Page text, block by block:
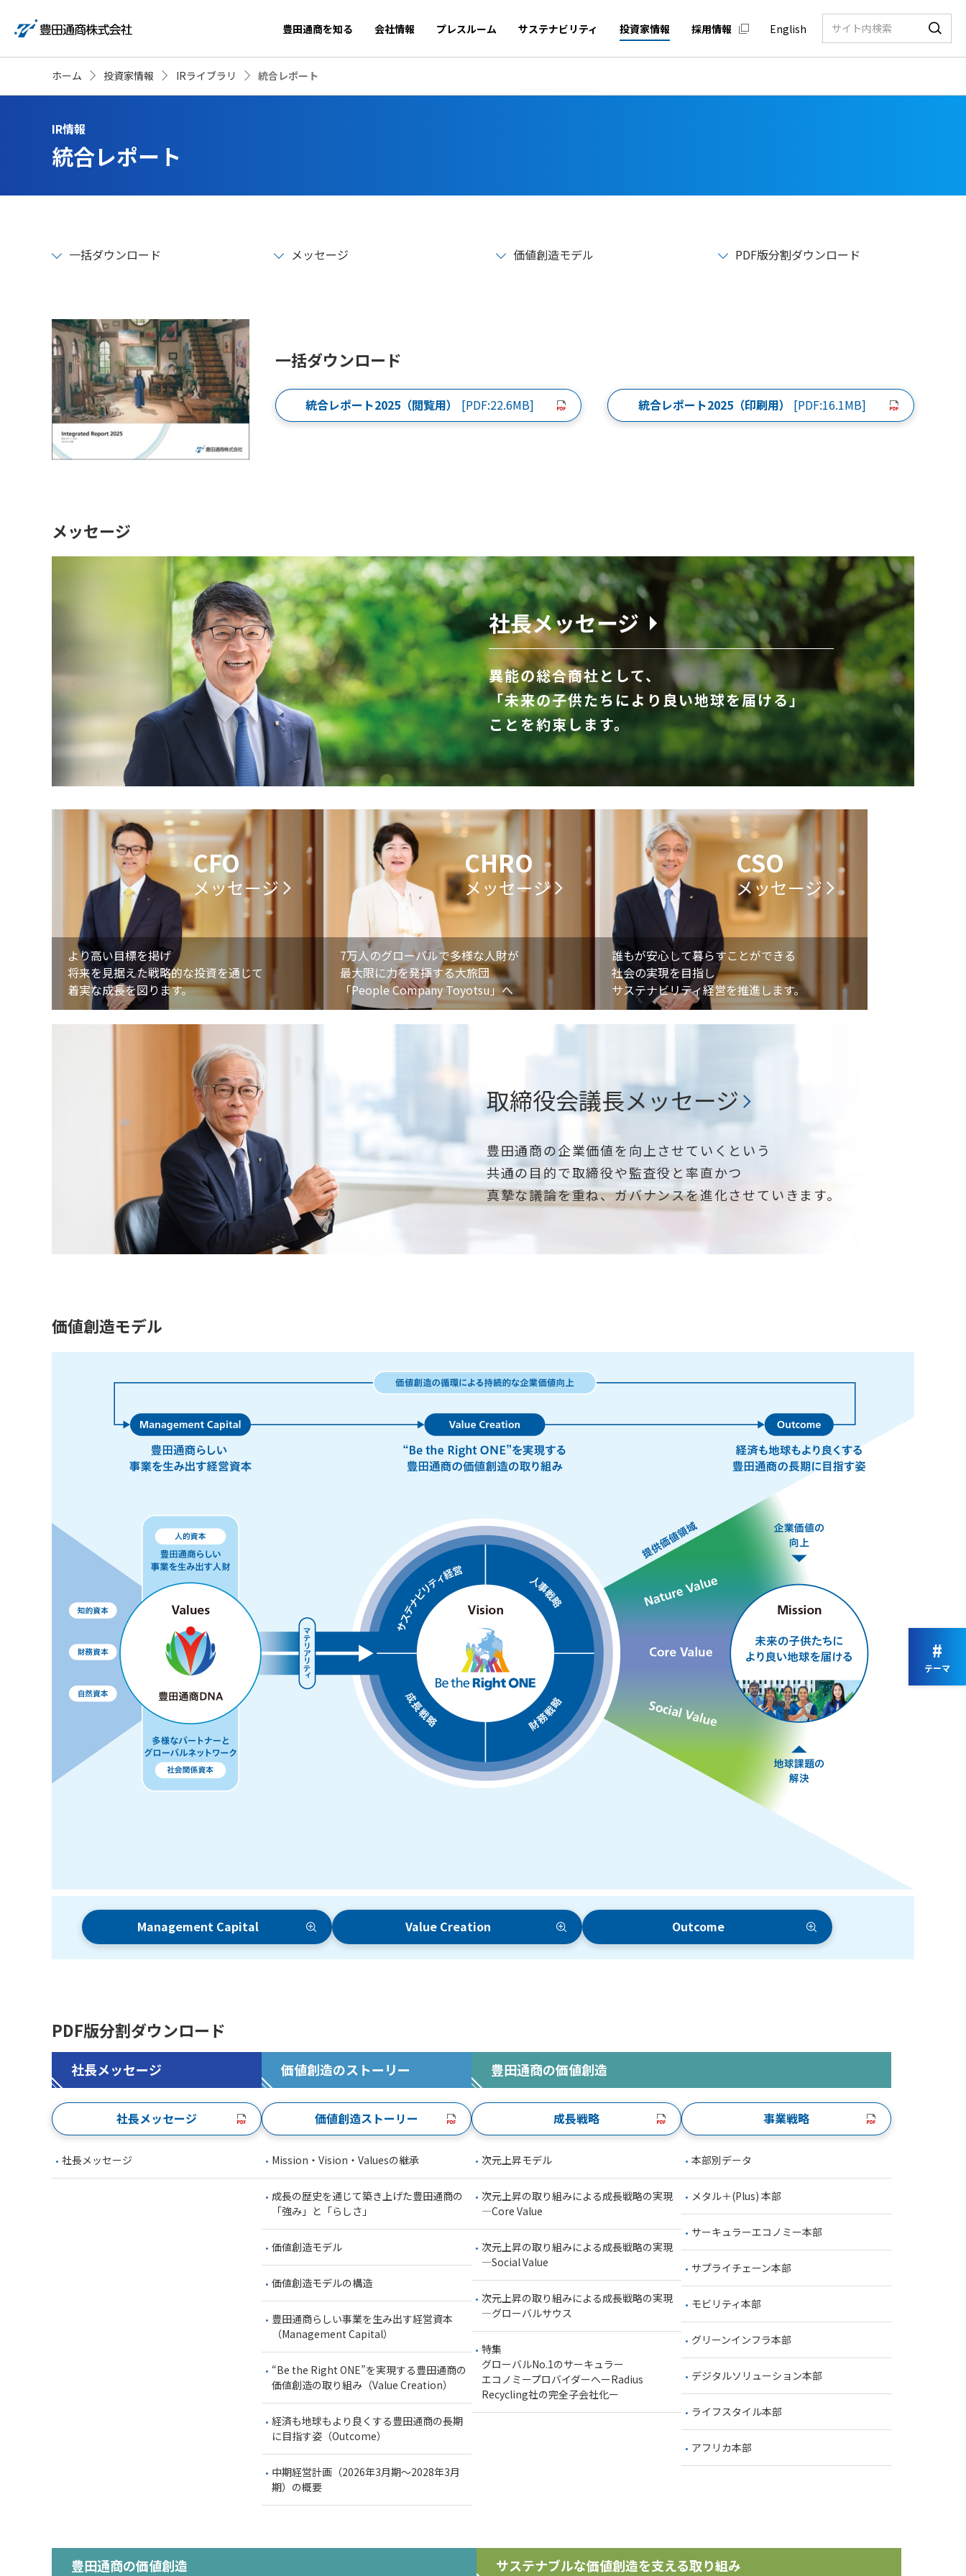
豊田通商を知る 会社情報 プレスルーム サステナビリティ 投資家情報 採用情報 English
ホーム 投資家情報 IRライブラリ 統合レポート
IR情報
統合レポート
一括ダウンロード メッセージ 価値創造モデル PDF版分割ダウンロード
一括ダウンロード
統合レポート2025（閲覧用） [PDF:22.6MB] 統合レポート2025（印刷用） [PDF:16.1MB]
メッセージ
社長メッセージ
異能の総合商社として、
「未来の子供たちにより良い地球を届ける」
ことを約束します。
CFO
メッセージ
より高い目標を掲げ
将来を見据えた戦略的な投資を通じて
着実な成長を図ります。
CHRO
メッセージ
7万人のグローバルで多様な人財が
最大限に力を発揮する大旅団
「People Company Toyotsu」へ
CSO
メッセージ
誰もが安心して暮らすことができる
社会の実現を目指し
サステナビリティ経営を推進します。
取締役会議長メッセージ
豊田通商の企業価値を向上させていくという
共通の目的で取締役や監査役と率直かつ
真摯な議論を重ね、ガバナンスを進化させていきます。
価値創造モデル
Management Capital Value Creation Outcome
PDF版分割ダウンロード
社長メッセージ
社長メッセージ
社長メッセージ
価値創造のストーリー
価値創造ストーリー
Mission・Vision・Valuesの継承
成長の歴史を通じて築き上げた豊田通商の
「強み」と「らしさ」
価値創造モデル
価値創造モデルの構造
豊田通商らしい事業を生み出す経営資本
（Management Capital）
“Be the Right ONE”を実現する豊田通商の
価値創造の取り組み（Value Creation）
経済も地球もより良くする豊田通商の長期
に目指す姿（Outcome）
中期経営計画（2026年3月期～2028年3月
期）の概要
豊田通商の価値創造
成長戦略
次元上昇モデル
次元上昇の取り組みによる成長戦略の実現
―Core Value
次元上昇の取り組みによる成長戦略の実現
―Social Value
次元上昇の取り組みによる成長戦略の実現
―グローバルサウス
特集
グローバルNo.1のサーキュラー
エコノミープロバイダーへーRadius
Recycling社の完全子会社化ー
事業戦略
本部別データ
メタル＋(Plus) 本部
サーキュラーエコノミー本部
サプライチェーン本部
モビリティ本部
グリーンインフラ本部
デジタルソリューション本部
ライフスタイル本部
アフリカ本部
豊田通商の価値創造 サステナブルな価値創造を支える取り組み
#
テーマ